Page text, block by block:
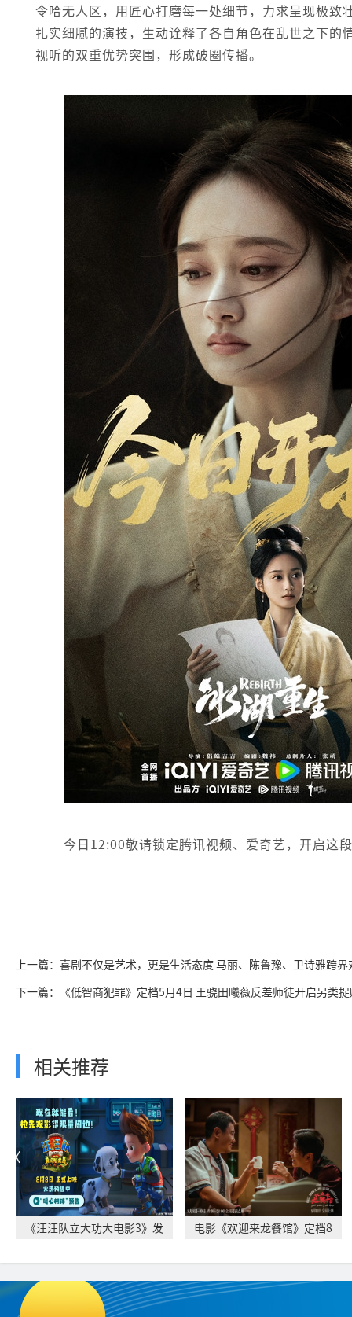
令哈无人区，用匠心打磨每一处细节，力求呈现极
扎实细腻的演技，生动诠释了各自角色在乱世之下
视听的双重优势突围，形成破圈传播。
今日12:00敬请锁定腾讯视频、爱奇艺，开启这
上一篇：喜剧不仅是艺术，更是生活态度 马丽、陈鲁豫、卫诗雅跨界
下一篇：《低智商犯罪》定档5月4日 王骁田曦薇反差师徒开启另类
相关推荐
《汪汪队立大功大电影3》发
电影《欢迎来龙餐馆》定档8